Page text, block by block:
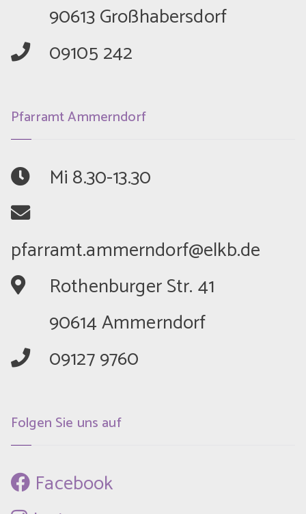
	90613 Großhabersdorf
	09105 242
Pfarramt Ammerndorf
	Mi 8.30-13.30
	Rothenburger Str. 41
	90614 Ammerndorf
	09127 9760
Folgen Sie uns auf
Facebook